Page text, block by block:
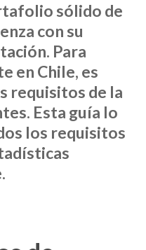
sólido de
con su
Para
en Chile, es
requisitos de la
Esta guía lo
los requisitos